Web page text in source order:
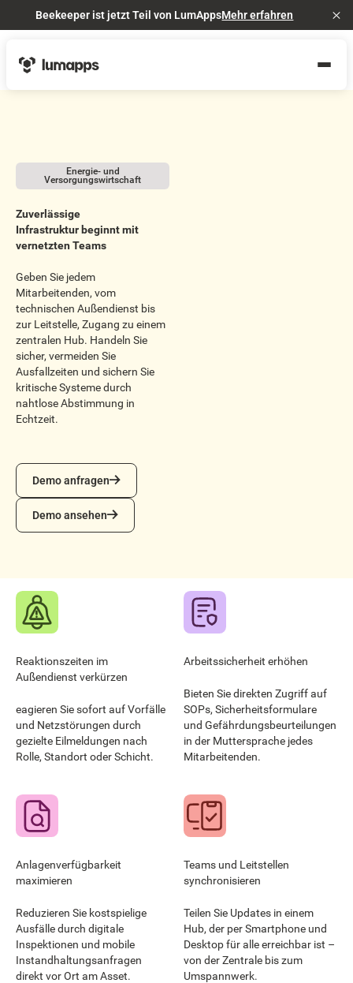
Beekeeper ist jetzt Teil von LumAppsMehr erfahren
Energie- und
Versorgungswirtschaft
Zuverlässige
Infrastruktur beginnt mit
vernetzten Teams
Geben Sie jedem
Mitarbeitenden, vom
technischen Außendienst bis
zur Leitstelle, Zugang zu einem
zentralen Hub. Handeln Sie
sicher, vermeiden Sie
Ausfallzeiten und sichern Sie
kritische Systeme durch
nahtlose Abstimmung in
Echtzeit.
Demo anfragen
Demo anfragen
Demo ansehen
Demo ansehen
Reaktionszeiten im
Außendienst verkürzen
eagieren Sie sofort auf Vorfälle
und Netzstörungen durch
gezielte Eilmeldungen nach
Rolle, Standort oder Schicht.
Arbeitssicherheit erhöhen
Bieten Sie direkten Zugriff auf
SOPs, Sicherheitsformulare
und Gefährdungsbeurteilungen
in der Muttersprache jedes
Mitarbeitenden.
Anlagenverfügbarkeit
maximieren
Reduzieren Sie kostspielige
Ausfälle durch digitale
Inspektionen und mobile
Instandhaltungsanfragen
direkt vor Ort am Asset.
Teams und Leitstellen
synchronisieren
Teilen Sie Updates in einem
Hub, der per Smartphone und
Desktop für alle erreichbar ist –
von der Zentrale bis zum
Umspannwerk.